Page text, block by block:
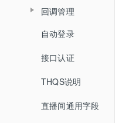
创建直播间
更新直播间
说明
回调管理
开始结束直播
登录退出
视频转码
文档转码
自动登录
接口认证
THQS说明
直播间通用字段